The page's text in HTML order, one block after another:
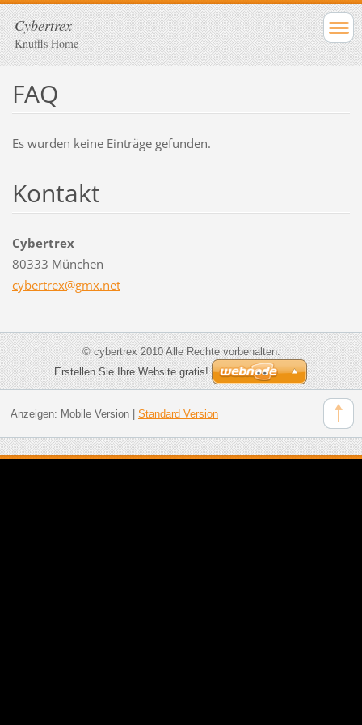
Cybertrex
Knuffls Home
FAQ
Es wurden keine Einträge gefunden.
Kontakt
Cybertrex
80333 München
cybertrex@gmx.net
© cybertrex 2010 Alle Rechte vorbehalten.
Erstellen Sie Ihre Website gratis!
Anzeigen: Mobile Version| Standard Version